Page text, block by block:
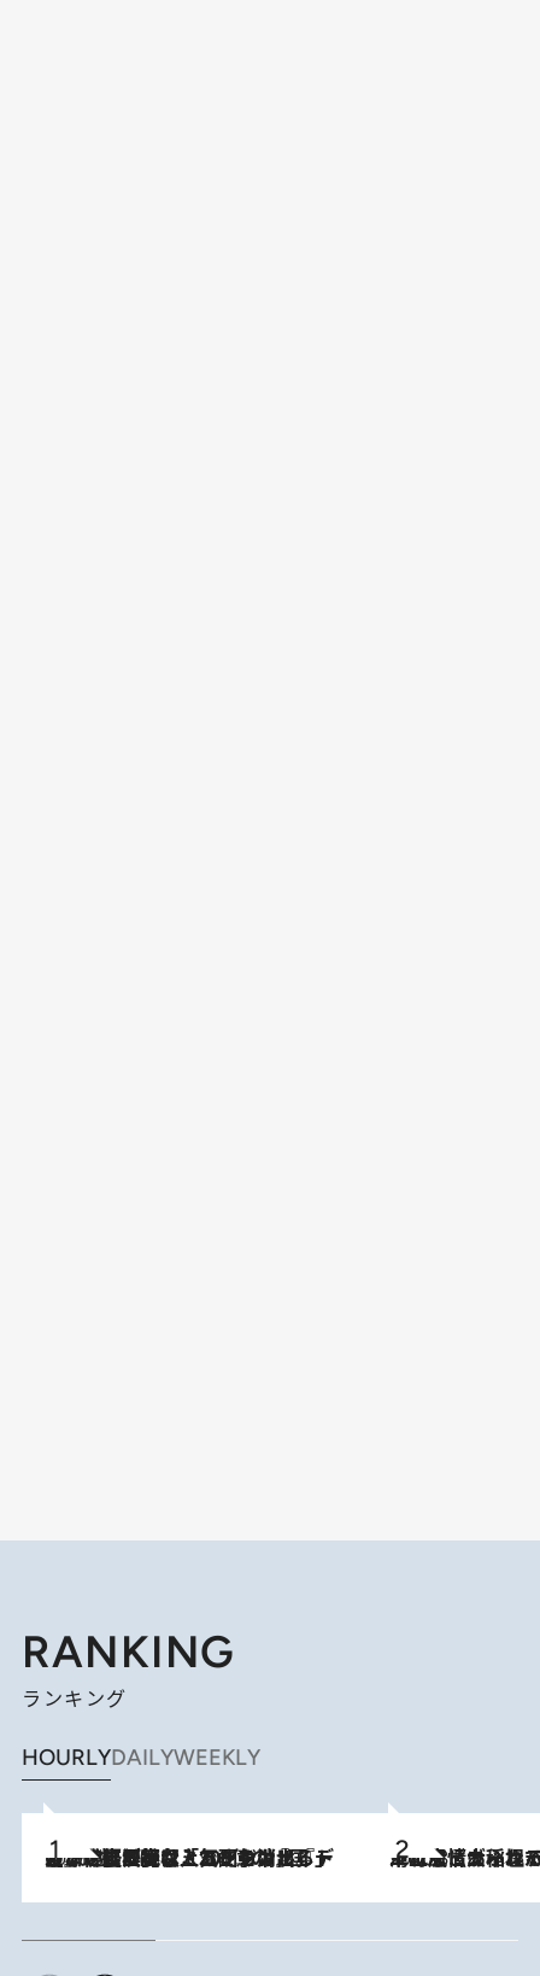
RANKING
ランキング
HOURLYDAILYWEEKLY
2026.8.5
【なぜ吉沢亮は「気配を消せる」のか？】興行収入208億の『国宝』を経て挑むミュージカル『ディア・エヴァン・ハンセン』。トップ俳優が舞台上でさらけ出した“孤独”とは 2026.8.5
下町風情あふれる台北屈指の人気エリア・大稲埕でセンスのいい台湾土産《ヴ